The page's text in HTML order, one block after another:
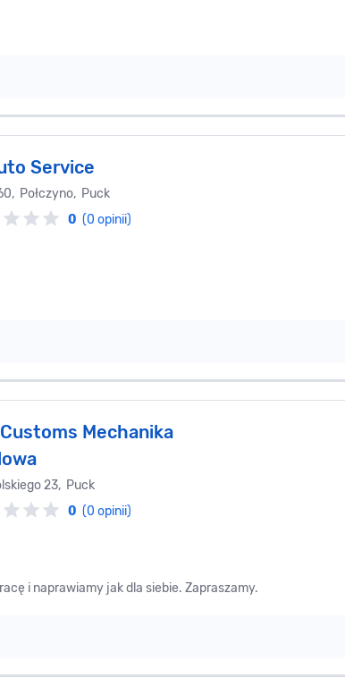
Service
Połczyno, Puck
0 (0 opinii)
Mechanika
23, Puck
0 (0 opinii)
i naprawiamy jak dla siebie. Zapraszamy.